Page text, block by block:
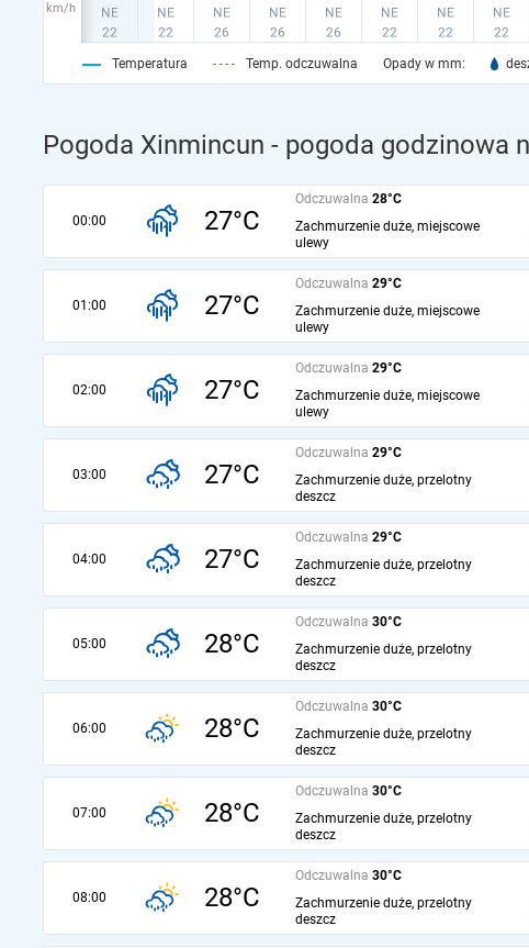
km/h
Temperatura Temp. odczuwalna Opady w mm:
Pogoda Xinmincun - pogoda godzinowa
00:00 27°C
Odczuwalna 28°C
Zachmurzenie duże, miejscowe
ulewy
01:00 27°C
Odczuwalna 29°C
Zachmurzenie duże, miejscowe
ulewy
02:00 27°C
Odczuwalna 29°C
Zachmurzenie duże, miejscowe
ulewy
03:00 27°C
Odczuwalna 29°C
Zachmurzenie duże, przelotny
deszcz
04:00 27°C
Odczuwalna 29°C
Zachmurzenie duże, przelotny
deszcz
05:00 28°C
Odczuwalna 30°C
Zachmurzenie duże, przelotny
deszcz
06:00 28°C
Odczuwalna 30°C
Zachmurzenie duże, przelotny
deszcz
07:00 28°C
Odczuwalna 30°C
Zachmurzenie duże, przelotny
deszcz
08:00 28°C
Odczuwalna 30°C
Zachmurzenie duże, przelotny
deszcz